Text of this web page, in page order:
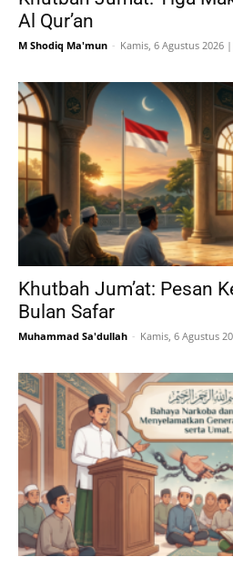
Al Qur’an
M Shodiq Ma'mun - Kamis, 6 Agustus 2026
Khutbah Jum’at: Pesan
Bulan Safar
Muhammad Sa'dullah - Kamis, 6 Agustus